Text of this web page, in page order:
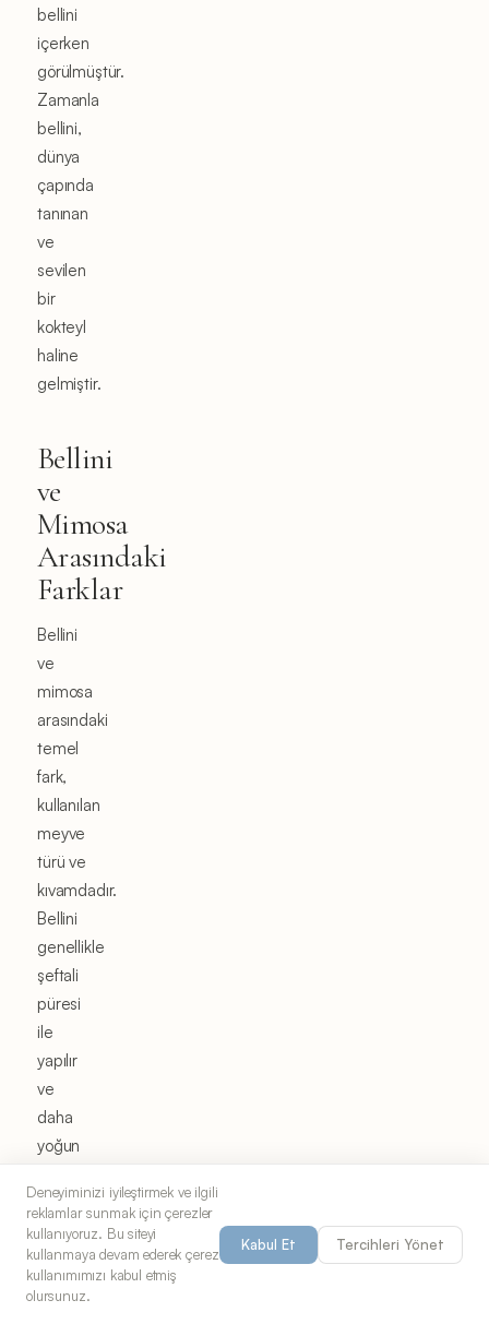
bellini
içerken
görülmüştür.
Zamanla
bellini,
dünya
çapında
tanınan
ve
sevilen
bir
kokteyl
haline
gelmiştir.
Bellini
ve
Mimosa
Arasındaki
Farklar
Bellini
ve
mimosa
arasındaki
temel
fark,
kullanılan
meyve
türü ve
kıvamdadır.
Bellini
genellikle
şeftali
püresi
ile
yapılır
ve
daha
yoğun
kıvama
sahiptir.
Mimosa
Deneyiminizi iyileştirmek ve ilgili
reklamlar sunmak için çerezler
kullanıyoruz. Bu siteyi
kullanmaya devam ederek çerez
kullanımımızı kabul etmiş
olursunuz.
Kabul Et Tercihleri Yönet